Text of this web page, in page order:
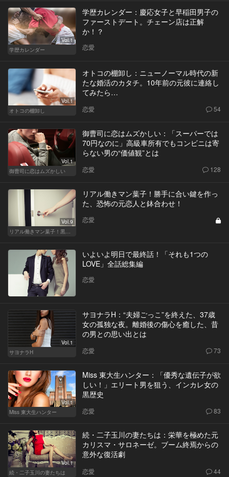
Vol.1
学歴カレンダー
学歴カレンダー：慶応女子と早稲田男子の
ファーストデート。チェーン店は正解
か！？
恋愛
Vol.1
オトコの棚卸し
オトコの棚卸し：ニューノーマル時代の新
たな婚活のカタチ。10年前の元彼に連絡し
てみたら…
恋愛 54
Vol.1
御曹司に恋はムズかしい
御曹司に恋はムズかしい：「スーパーでは
70円なのに」高級車所有でもコンビニは寄
らない男の“価値観”とは
恋愛 128
Vol.9
リアル働きマン葉子！勝手に合い鍵を作っ
た、恐怖の元恋人と鉢合わせ！
恋愛
いよいよ明日で最終話！「それも1つの
LOVE」全話総集編
恋愛
Vol.1
サヨナラH
サヨナラH：“夫婦ごっこ”を終えた、37歳
女の孤独な夜。離婚後の傷心を癒した、昔
の男との思い出とは
恋愛 73
Vol.1
Miss 東大生ハンター
Miss 東大生ハンター：「優秀な遺伝子が欲
しい！」エリート男を狙う、インカレ女の
黒歴史
恋愛 83
Vol.1
続・二子玉川の妻たちは
続・二子玉川の妻たちは：栄華を極めた元
カリスマ・サロネーゼ。ブーム終焉からの
意外な復活劇
恋愛 44